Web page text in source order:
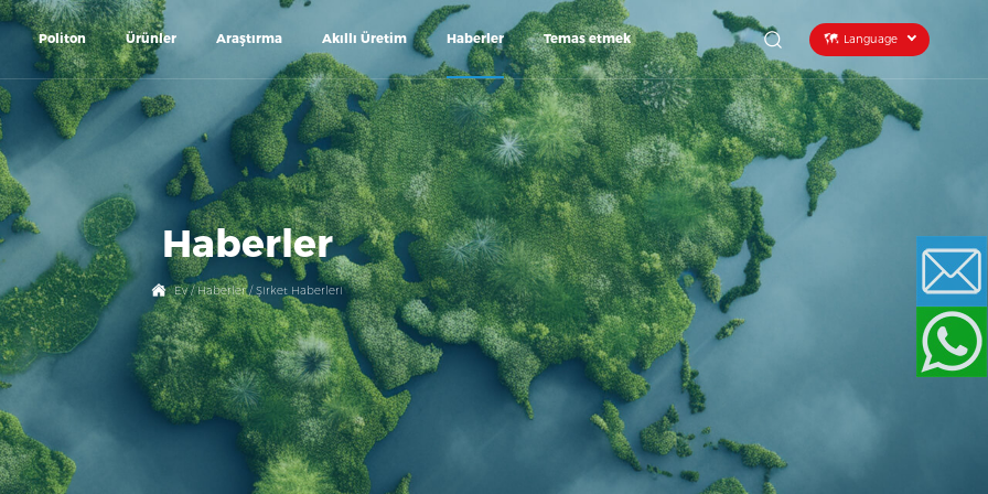
Politon Ürünler Araştırma Akıllı Üretim Haberler Temas etmek Language
Haberler
Ev/Haberler/Şirket Haberleri
Email